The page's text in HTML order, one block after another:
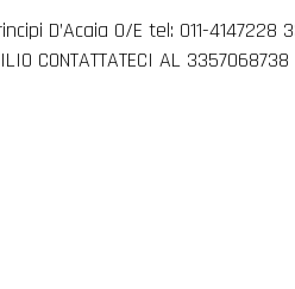
D’Acaia 0/E tel: 011-4147228
CONTATTATECI AL